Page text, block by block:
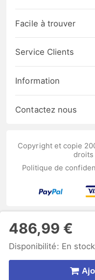
486,99 €
Disponibilité: En stock
Facile à trouver
Service Clients
Information
Contactez nous
Copyright et copie
droits
Politique de